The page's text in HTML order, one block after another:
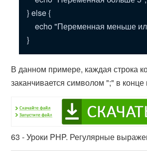
} else {
echo "Переменная меньше
}
В данном примере, каждая строка
заканчивается символом ";" в
63 - Уроки PHP. Регулярные